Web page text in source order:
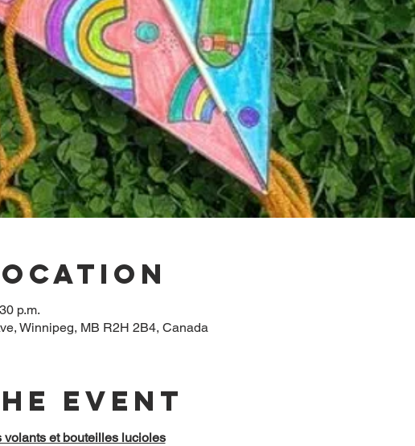
p.m.
Winnipeg, MB R2H 2B4, Canada
event
volants et bouteilles lucioles